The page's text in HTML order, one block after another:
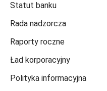
Statut banku
Rada nadzorcza
Raporty roczne
Ład korporacyjny
Polityka informacyjna